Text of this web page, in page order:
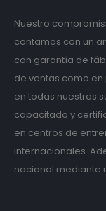
Nuestro
contamos con un
con garantía de
de ventas como
en todas nuestras
capacitado y
en centros de
internacionales.
nacional mediante